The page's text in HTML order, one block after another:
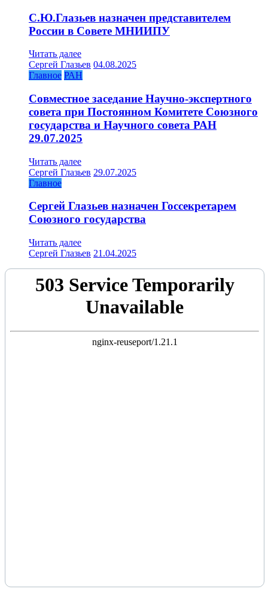
С.Ю.Глазьев назначен представителем
России в Совете МНИИПУ
Читать далее
Сергей Глазьев 04.08.2025
Главное РАН
Совместное заседание Научно-экспертного
совета при Постоянном Комитете Союзного
государства и Научного совета РАН
29.07.2025
Читать далее
Сергей Глазьев 29.07.2025
Главное
Сергей Глазьев назначен Госсекретарем
Союзного государства
Читать далее
Сергей Глазьев 21.04.2025